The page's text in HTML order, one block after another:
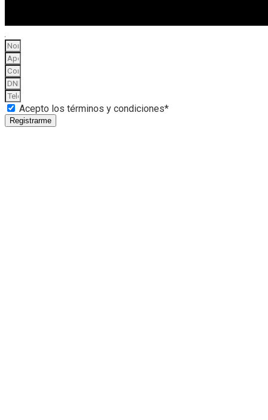
Acepto los términos y condiciones*
Registrarme